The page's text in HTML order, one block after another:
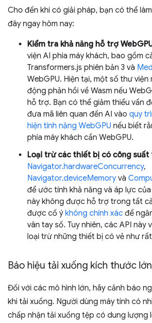
Cho đến khi có giải pháp, bạn có thể
đây ngay hôm nay:
Kiểm tra khả năng hỗ trợ
viện AI phía máy khách, bao gồm
Transformers.js phiên bản 3 và
WebGPU. Hiện tại, một số thư
động phản hồi về Wasm nếu
hỗ trợ. Bạn có thể giảm thiểu vấn
đưa mã liên quan đến AI vào quy
hiện tính năng WebGPU nếu biết
phía máy khách cần WebGPU.
Loại trừ các thiết bị có công suất
Navigator.hardwareConcurrency,
Navigator.deviceMemory và
để ước tính khả năng và áp lực
này không được hỗ trợ trong tất
được cố ý không chính xác để
vân tay số. Tuy nhiên, các API này
loại trừ những thiết bị có vẻ như
Báo hiệu tải xuống kích thước lớn
Đối với các mô hình lớn, hãy cảnh báo
khi tải xuống. Người dùng máy tính có
chấp nhận tải xuống tệp có dung lượng